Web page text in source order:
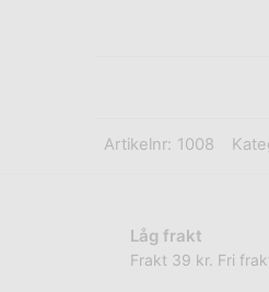
Artikelnr: 1008
Låg frakt
Frakt 39 kr. Fri